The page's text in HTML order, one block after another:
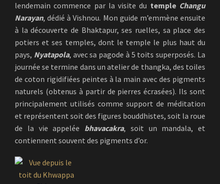
lendemain commence par la visite du temple Changu
Narayan, dédié à Vishnou. Mon guide m’emmène ensuite
à la découverte de Bhaktapur, ses ruelles, sa place des
potiers et ses temples, dont le temple le plus haut du
pays, Nyatapola, avec sa pagode à 5 toits superposés. La
journée se termine dans un atelier de thangka, des toiles
de coton rigidifiées peintes à la main avec des pigments
naturels (obtenus à partir de pierres écrasées). Ils sont
principalement utilisés comme support de méditation
et représentent soit des figures bouddhistes, soit la roue
de la vie appelée bhavacakra, soit un mandala, et
contiennent souvent des pigments d’or.